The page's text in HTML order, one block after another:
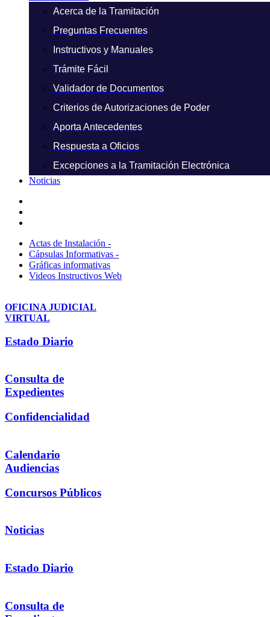
Acerca de la Tramitación
Preguntas Frecuentes
Instructivos y Manuales
Trámite Fácil
Validador de Documentos
Criterios de Autorizaciones de Poder
Aporta Antecedentes
Respuesta a Oficios
Excepciones a la Tramitación Electrónica
Noticias
Actas de Instalación -
Cápsulas Informativas -
Gráficas informativas
Videos Instructivos Web
OFICINA JUDICIAL
VIRTUAL
Estado Diario
Consulta de
Expedientes
Confidencialidad
Calendario
Audiencias
Concursos Públicos
Noticias
Estado Diario
Consulta de